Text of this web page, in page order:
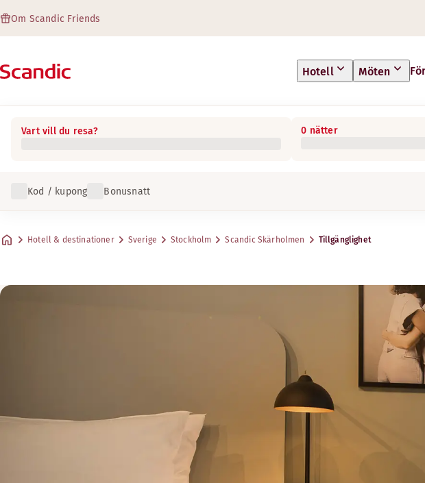
Om Scandic Friends
Hotell Möten
Vart vill du resa? 0 nätter
Kod / kupong Bonusnatt
Hotell & destinationer Sverige Stockholm Scandic Skärholmen Tillgänglighet